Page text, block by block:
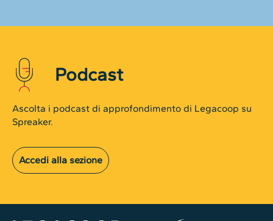
Podcast
Ascolta i podcast di approfondimento di Legacoop su
Spreaker.
Accedi alla sezione